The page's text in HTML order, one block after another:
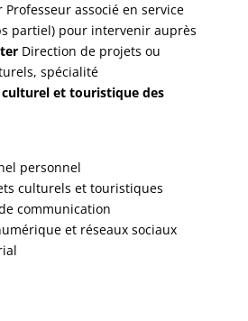
associé en service
partiel) pour intervenir auprès
Direction de projets ou
spécialité
et touristique des
personnel
culturels et touristiques
communication
et réseaux sociaux